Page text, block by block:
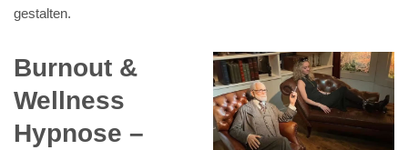
gestalten.
Burnout &
Wellness
Hypnose –